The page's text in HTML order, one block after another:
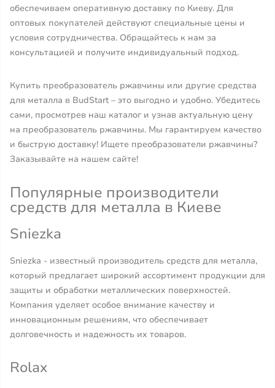
обеспечиваем оперативную доставку по Киеву. Для
оптовых покупателей действуют специальные цены и
условия сотрудничества. Обращайтесь к нам за
консультацией и получите индивидуальный подход.
Купить преобразователь ржавчины или другие средства
для металла в BudStart – это выгодно и удобно. Убедитесь
сами, просмотрев наш каталог и узнав актуальную цену
на преобразователь ржавчины. Мы гарантируем качество
и быструю доставку! Ищете преобразователи ржавчины?
Заказывайте на нашем сайте!
Популярные производители
средств для металла в Киеве
Sniezka
Sniezka - известный производитель средств для металла,
который предлагает широкий ассортимент продукции для
защиты и обработки металлических поверхностей.
Компания уделяет особое внимание качеству и
инновационным решениям, что обеспечивает
долговечность и надежность их товаров.
Rolax